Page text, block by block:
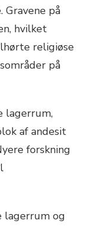
på
hvilket
religiøse
på
lagerrum,
af andesit
forskning
lagerrum og